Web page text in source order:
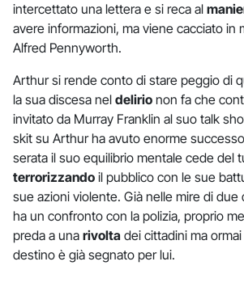
intercettato una lettera e si reca al
avere informazioni, ma viene cacciato in
Alfred Pennyworth.
Arthur si rende conto di stare peggio di
la sua discesa nel delirio non fa che
invitato da Murray Franklin al suo talk
skit su Arthur ha avuto enorme
serata il suo equilibrio mentale cede del
terrorizzando il pubblico con le sue
sue azioni violente. Già nelle mire di
ha un confronto con la polizia, proprio
preda a una rivolta dei cittadini ma
destino è già segnato per lui.